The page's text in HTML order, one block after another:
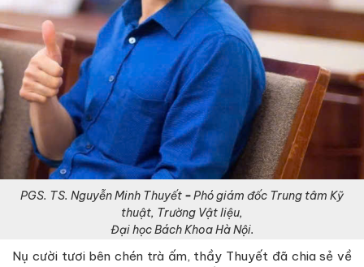
PGS. TS. Nguyễn Minh Thuyết -Phó giám đốc Trung tâm Kỹ
thuật, Trường Vật liệu,
Đại học Bách Khoa Hà Nội.
Nụ cười tươi bên chén trà ấm, thầy Thuyết đã chia sẻ về